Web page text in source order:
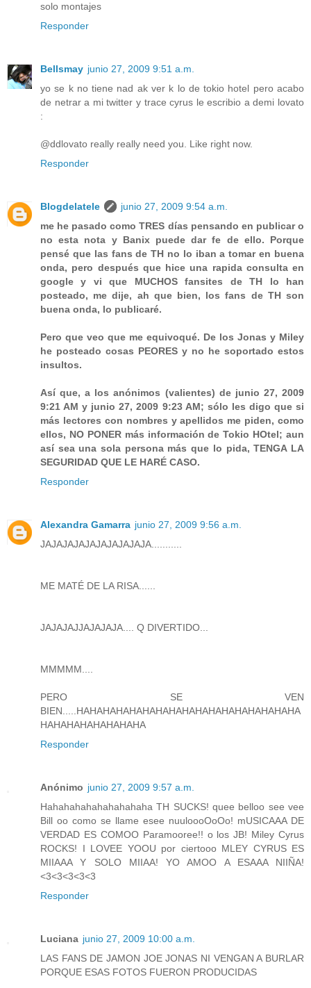
solo montajes
Responder
Bellsmay junio 27, 2009 9:51 a.m.
yo se k no tiene nad ak ver k lo de tokio hotel pero acabo
de netrar a mi twitter y trace cyrus le escribio a demi lovato
:
@ddlovato really really need you. Like right now.
Responder
Blogdelatele
junio 27, 2009 9:54 a.m.
me he pasado como TRES días pensando en publicar o
no esta nota y Banix puede dar fe de ello. Porque
pensé que las fans de TH no lo iban a tomar en buena
onda, pero después que hice una rapida consulta en
google y vi que MUCHOS fansites de TH lo han
posteado, me dije, ah que bien, los fans de TH son
buena onda, lo publicaré.
Pero que veo que me equivoqué. De los Jonas y Miley
he posteado cosas PEORES y no he soportado estos
insultos.
Así que, a los anónimos (valientes) de junio 27, 2009
9:21 AM y junio 27, 2009 9:23 AM; sólo les digo que si
más lectores con nombres y apellidos me piden, como
ellos, NO PONER más información de Tokio HOtel; aun
así sea una sola persona más que lo pida, TENGA LA
SEGURIDAD QUE LE HARÉ CASO.
Responder
Alexandra Gamarra junio 27, 2009 9:56 a.m.
JAJAJAJAJAJAJAJAJAJA...........
ME MATÉ DE LA RISA......
JAJAJAJJAJAJAJA.... Q DIVERTIDO...
MMMMM....
PERO SE VEN
BIEN.....HAHAHAHAHAHAHAHAHAHAHAHAHAHAHAHAHA
HAHAHAHAHAHAHAHA
Responder
Anónimo junio 27, 2009 9:57 a.m.
Hahahahahahahahahaha TH SUCKS! quee belloo see vee
Bill oo como se llame esee nuuloooOoOo! mUSICAAA DE
VERDAD ES COMOO Paramooree!! o los JB! Miley Cyrus
ROCKS! I LOVEE YOOU por ciertooo MLEY CYRUS ES
MIIAAA Y SOLO MIIAA! YO AMOO A ESAAA NIIÑA!
<3<3<3<3<3
Responder
Luciana junio 27, 2009 10:00 a.m.
LAS FANS DE JAMON JOE JONAS NI VENGAN A BURLAR
PORQUE ESAS FOTOS FUERON PRODUCIDAS